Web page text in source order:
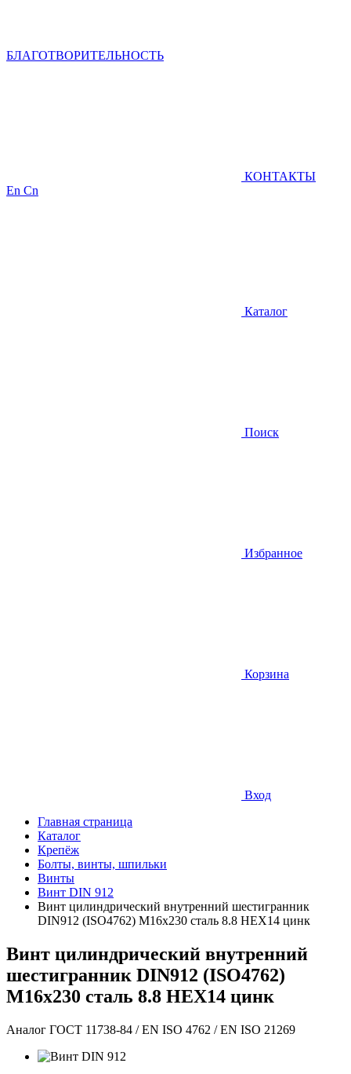
БЛАГОТВОРИТЕЛЬНОСТЬ
КОНТАКТЫ
En Cn
Каталог
Поиск
Избранное
Корзина
Вход
Главная страница
Каталог
Крепёж
Болты, винты, шпильки
Винты
Винт DIN 912
Винт цилиндрический внутренний шестигранник
DIN912 (ISO4762) М16х230 сталь 8.8 HEX14 цинк
Винт цилиндрический внутренний
шестигранник DIN912 (ISO4762)
М16х230 сталь 8.8 HEX14 цинк
Аналог ГОСТ 11738-84 / EN ISO 4762 / EN ISO 21269